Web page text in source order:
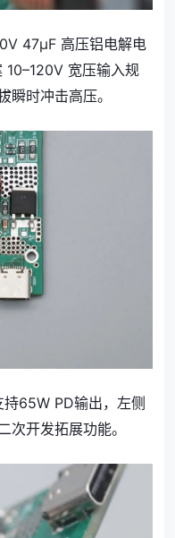
47μF 高压铝电解电
10–120V 宽压输入规
瞬时冲击高压。
65W PD输出，左侧
次开发拓展功能。